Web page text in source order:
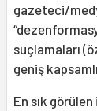
gazeteci/
suçlamaları
geniş
En sık